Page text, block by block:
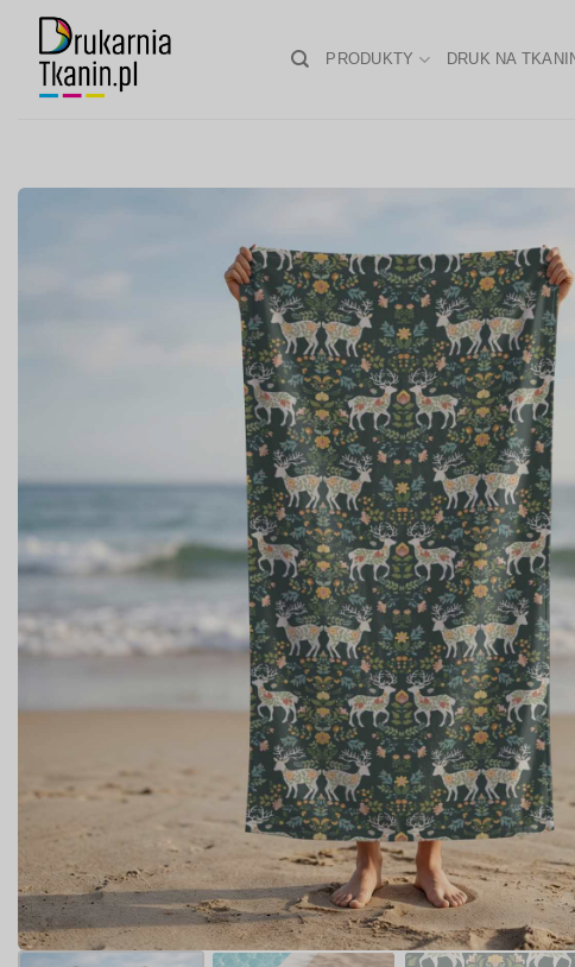
content
PRODUKTY DRUK NA